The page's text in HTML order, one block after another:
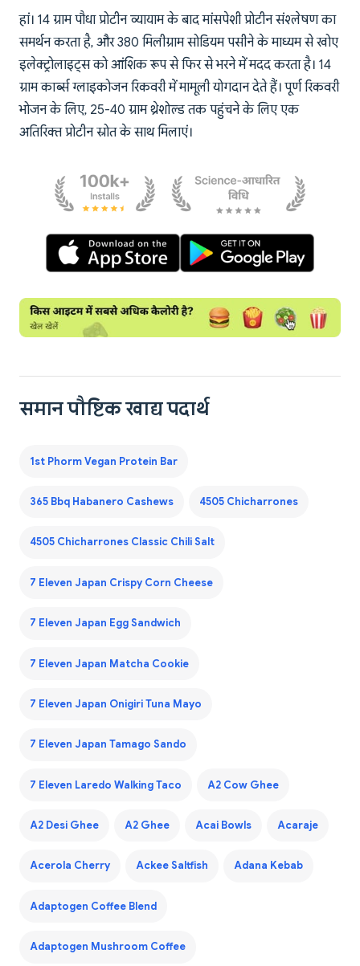
हां। 14 ग्राम पौधा प्रोटीन व्यायाम के बाद मांसपेशी प्रोटीन संश्लेषण का
समर्थन करता है, और 380 मिलीग्राम सोडियम पसीने के माध्यम से खोए
इलेक्ट्रोलाइट्स को आंशिक रूप से फिर से भरने में मदद करता है। 14
ग्राम कार्ब्स ग्लाइकोजन रिकवरी में मामूली योगदान देते हैं। पूर्ण रिकवरी
भोजन के लिए, 25-40 ग्राम थ्रेशोल्ड तक पहुंचने के लिए एक
अतिरिक्त प्रोटीन स्रोत के साथ मिलाएं।
समान पौष्टिक खाद्य पदार्थ
1st Phorm Vegan Protein Bar
365 Bbq Habanero Cashews 4505 Chicharrones
4505 Chicharrones Classic Chili Salt
7 Eleven Japan Crispy Corn Cheese
7 Eleven Japan Egg Sandwich
7 Eleven Japan Matcha Cookie
7 Eleven Japan Onigiri Tuna Mayo
7 Eleven Japan Tamago Sando
7 Eleven Laredo Walking Taco A2 Cow Ghee
A2 Desi Ghee A2 Ghee Acai Bowls Acaraje
Acerola Cherry Ackee Saltfish Adana Kebab
Adaptogen Coffee Blend
Adaptogen Mushroom Coffee